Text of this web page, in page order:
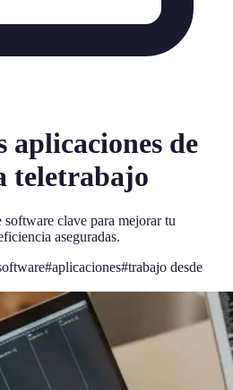
aplicaciones de
teletrabajo
clave para mejorar tu
aseguradas.
#aplicaciones#trabajo desde